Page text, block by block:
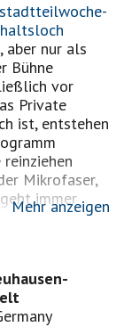
aber nur als
Bühne
vor
Private
ist, entstehen
Mikrofaser,
immer
kritischen
des
40jährige
klug,
tigert und
abliefert.
Mehr anzeigen